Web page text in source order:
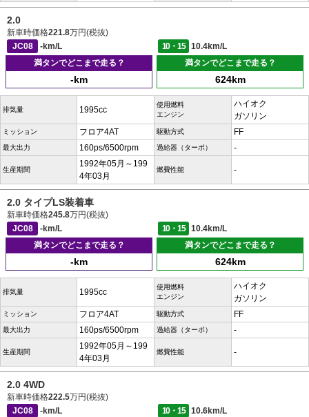
2.0
新車時価格221.8万円(税抜)
JC08
-km/L 10・15
10.4km/L
満タンでどこまで走る？
-km
満タンでどこまで走る？
624km
排気量 1995cc
使用燃料
エンジン
ハイオク
ガソリン
ミッション フロア4AT 駆動方式 FF
最大出力 160ps/6500rpm 過給器（ターボ） -
生産期間
1992年05月～199
4年03月
燃費性能 -
2.0 タイプLS装着車
新車時価格245.8万円(税抜)
JC08
-km/L 10・15
10.4km/L
満タンでどこまで走る？
-km
満タンでどこまで走る？
624km
排気量 1995cc
使用燃料
エンジン
ハイオク
ガソリン
ミッション フロア4AT 駆動方式 FF
最大出力 160ps/6500rpm 過給器（ターボ） -
生産期間
1992年05月～199
4年03月
燃費性能 -
2.0 4WD
新車時価格222.5万円(税抜)
JC08
-km/L 10・15
10.6km/L